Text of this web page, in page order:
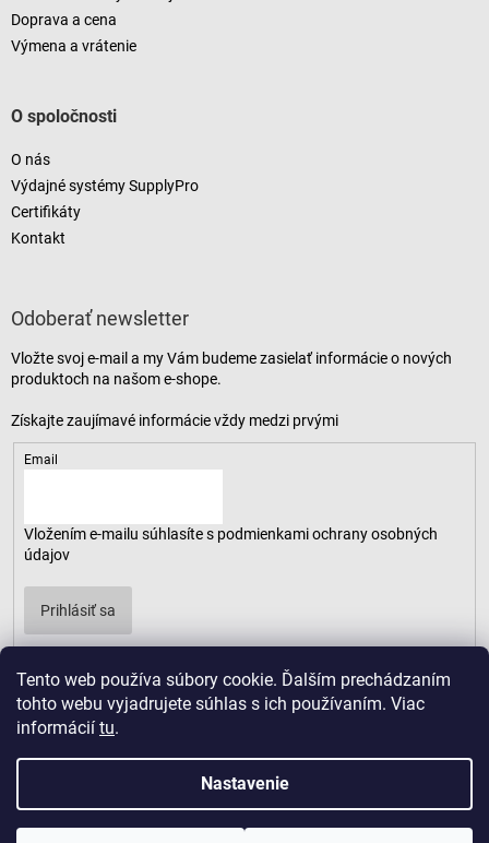
Tento web používa súbory cookie. Ďalším prechádzaním
tohto webu vyjadrujete súhlas s ich používaním. Viac
informácií tu.
Nastavenie
Doprava a cena
Výmena a vrátenie
O spoločnosti
O nás
Výdajné systémy SupplyPro
Certifikáty
Kontakt
Odoberať newsletter
Vložte svoj e-mail a my Vám budeme zasielať informácie o nových
produktoch na našom e-shope.
Email
Vložením e-mailu súhlasíte s podmienkami ochrany osobných
údajov
Prihlásiť sa